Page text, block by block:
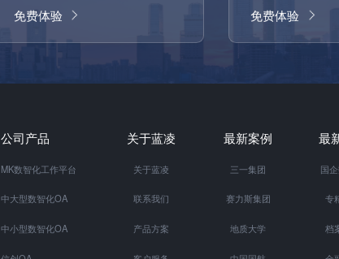
免费体验 免费体验
公司产品
MK数智化工作平台
中大型数智化OA
中小型数智化OA
关于蓝凌
关于蓝凌
联系我们
产品方案
最新案例
三一集团
赛力斯集团
地质大学
最
国
专
档